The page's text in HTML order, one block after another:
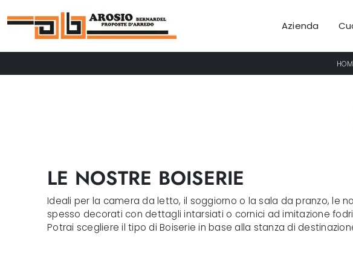
Azienda
LE NOSTRE BOISERIE
Ideali per la camera da letto, il soggiorno o la sala da pranzo, le
spesso decorati con dettagli intarsiati o cornici ad imitazione
Potrai scegliere il tipo di Boiserie in base alla stanza di